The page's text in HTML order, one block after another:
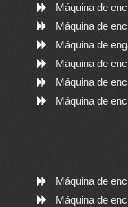
Máquina de
Máquina de
Máquina de
Máquina de
Máquina de
Máquina de
Máquina de
Máquina de